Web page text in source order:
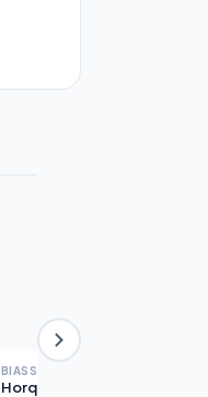
BIASSONI
Horquilla de Jardín Sol